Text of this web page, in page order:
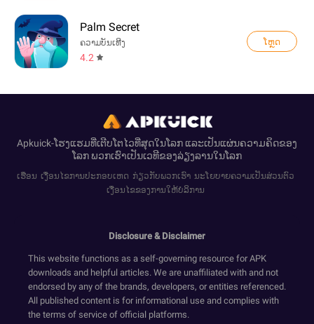
Palm Secret
ຄວາມບັນເທີງ
4.2
ໂຫຼດ
Apkuick-ໂຮງແຮມທີ່ເຕີບໂຕໄວທີ່ສຸດໃນໂລກ ແລະເປັນແຜ່ນຄວາມຄິດຂອງ
ໂລກ ພວກເຮົາເປັນເວທີຂອງລ່ຽງລານໃນໂລກ
ເຮືອນ ເງື່ອນໄຂການປະກອບເຫດ ກ່ຽວກັບພວກເຮົາ ນະໂຍບາຍຄວາມເປັນສ່ວນຕົວ
ເງື່ອນໄຂຂອງການໃຫ້ບໍລິການ
Disclosure & Disclaimer
This website functions as a self-governing resource for APK
downloads and helpful articles. We are unaffiliated with and not
endorsed by any of the brands, developers, or entities referenced.
All published content is for informational use and complies with
the terms of service of official platforms.